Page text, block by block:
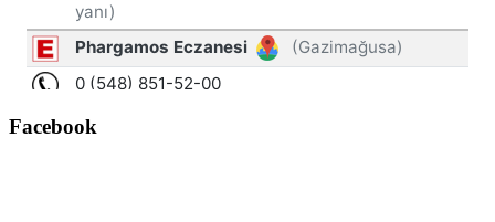
Facebook